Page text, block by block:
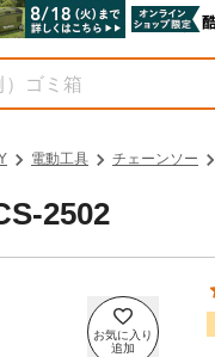
電動工具 チェーンソー
2502